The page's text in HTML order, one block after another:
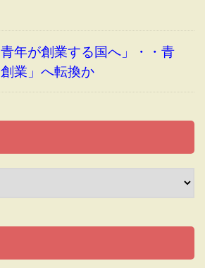
年が創業する国へ」・・青
業」へ転換か